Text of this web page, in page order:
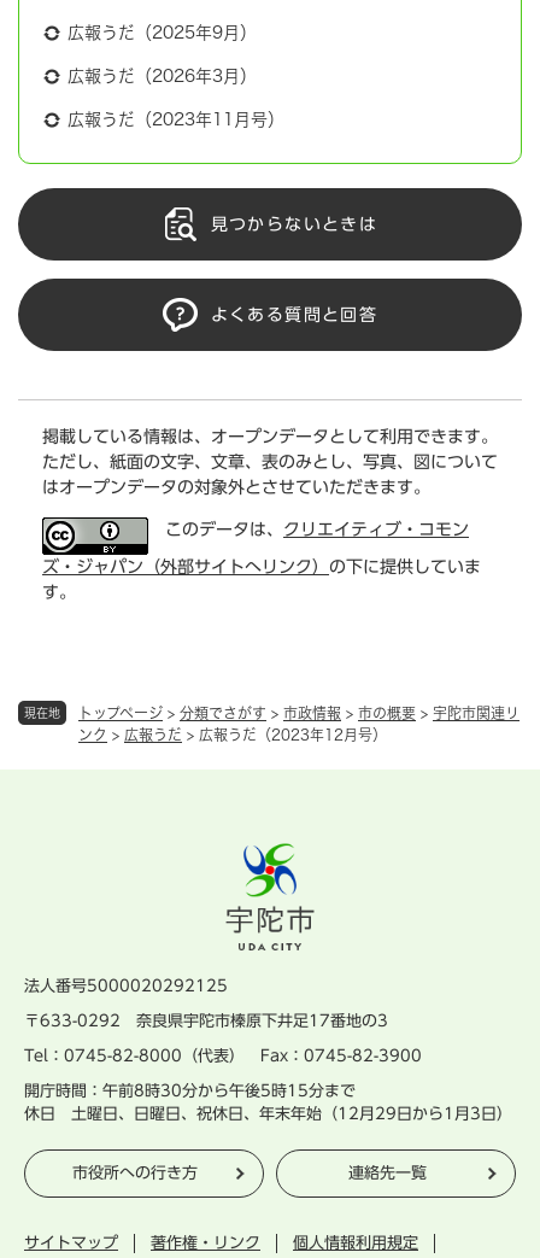
現在地 トップページ > 分類でさがす > 市政情報 > 市の概要 > 宇陀市関連リ
ンク > 広報うだ > 広報うだ（2023年12月号）
広報うだ（2025年9月）
広報うだ（2026年3月）
広報うだ（2023年11月号）
見つからないときは
よくある質問と回答
掲載している情報は、オープンデータとして利用できます。
ただし、紙面の文字、文章、表のみとし、写真、図について
はオープンデータの対象外とさせていただきます。
このデータは、 クリエイティブ・コモン
ズ・ジャパン（外部サイトへリンク） の下に提供していま
す。
法人番号5000020292125
〒633-0292 奈良県宇陀市榛原下井足17番地の3
Tel：0745-82-8000（代表） Fax：0745-82-3900
開庁時間：午前8時30分から午後5時15分まで
休日 土曜日、日曜日、祝休日、年末年始（12月29日から1月3日）
市役所への行き方 連絡先一覧
サイトマップ 著作権・リンク 個人情報利用規定